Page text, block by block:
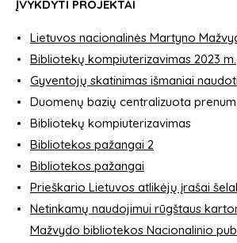
ĮVYKDYTI PROJEKTAI
Lietuvos nacionalinės Martyno
Bibliotekų kompiuterizavimas 2023 m.
Gyventojų skatinimas išmaniai
Duomenų bazių centralizuota
Bibliotekų kompiuterizavimas
Bibliotekos pažangai 2
Bibliotekos pažangai
Prieškario Lietuvos atlikėjų įrašai
Netinkamų naudojimui rūgštaus
Mažvydo bibliotekos Nacionalinio